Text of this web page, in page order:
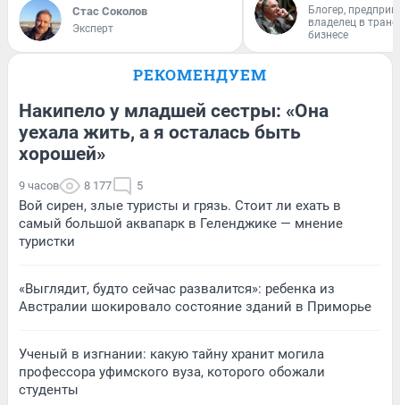
Стас Соколов
Эксперт
Блогер,
владелец в
бизнесе
РЕКОМЕНДУЕМ
Накипело у младшей сестры: «Она
уехала жить, а я осталась быть
хорошей»
9 часов 8 177 5
Вой сирен, злые туристы и грязь. Стоит ли ехать в
самый большой аквапарк в Геленджике — мнение
туристки
«Выглядит, будто сейчас развалится»: ребенка из
Австралии шокировало состояние зданий в Приморье
Ученый в изгнании: какую тайну хранит могила
профессора уфимского вуза, которого обожали
студенты